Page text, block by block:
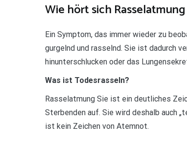
Wie hört sich Rasselatmung
Ein Symptom, das immer wieder zu
gurgelnd und rasselnd. Sie ist dadurch
hinunterschlucken oder das
Was ist Todesrasseln?
Rasselatmung Sie ist ein deutliches
Sterbenden auf. Sie wird deshalb auch
ist kein Zeichen von Atemnot.